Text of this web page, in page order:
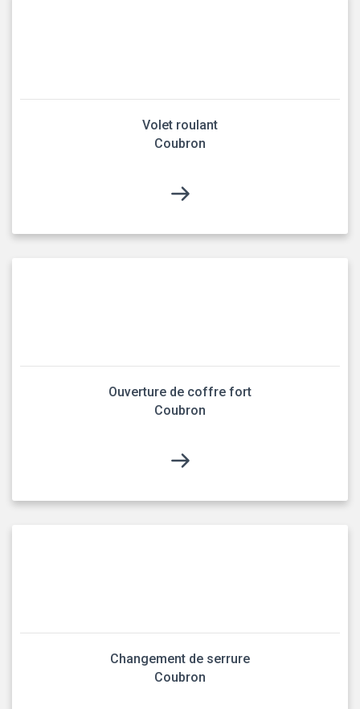
Volet roulant
Coubron
Ouverture de coffre fort
Coubron
Changement de serrure
Coubron